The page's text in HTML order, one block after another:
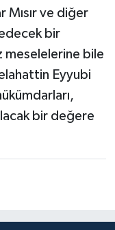
Mısır ve diğer
bir
meselelerine bile
Eyyubi
bir değere